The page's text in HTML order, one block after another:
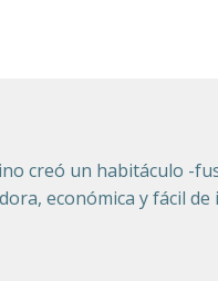
creó un habitáculo -
económica y fácil de